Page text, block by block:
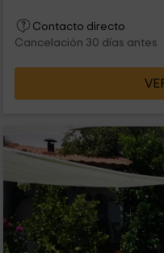
Contacto directo
Cancelación 30 días antes